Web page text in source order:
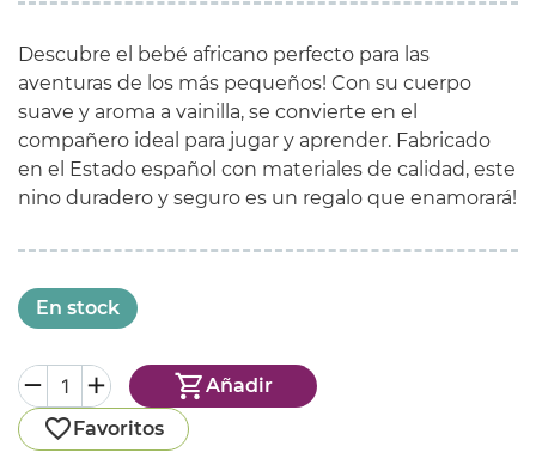
Descubre el bebé africano perfecto para las
aventuras de los más pequeños! Con su cuerpo
suave y aroma a vainilla, se convierte en el
compañero ideal para jugar y aprender. Fabricado
en el Estado español con materiales de calidad, este
nino duradero y seguro es un regalo que enamorará!
En stock
Añadir
Favoritos